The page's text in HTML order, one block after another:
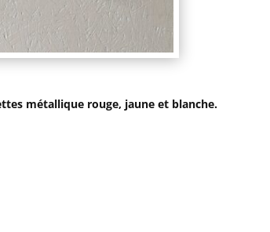
métallique rouge, jaune et blanche.